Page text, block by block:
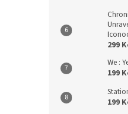
299
We :
199
199